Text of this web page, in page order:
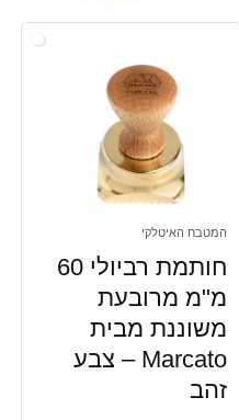
המטבח האיטלקי
חותמת רביולי 60
מ"מ מרובעת
משוננת מבית
Marcato – צבע
זהב